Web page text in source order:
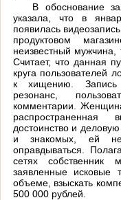
В обоснование
указала, что в
появилась
продуктовом
неизвестный
Считает, что данная
круга пользователей
к хищению. Запись
резонанс,
комментарии.
распространенная
достоинство и
и знакомых, ей
оправдываться.
сетях
заявленные исковые
объеме, взыскать
500 000 рублей.